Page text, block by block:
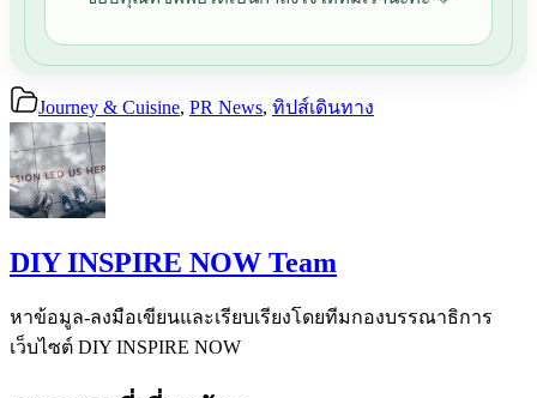
Journey & Cuisine, PR News, ทิปส์เดินทาง
DIY INSPIRE NOW Team
หาข้อมูล-ลงมือเขียนและเรียบเรียงโดยทีมกองบรรณาธิการ
เว็บไซต์ DIY INSPIRE NOW